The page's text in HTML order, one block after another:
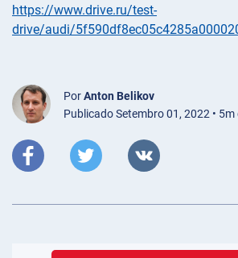
https://www.drive.ru/test-
drive/audi/
PorAnton Belikov
Publicado Setembro 01, 2022 • 5m